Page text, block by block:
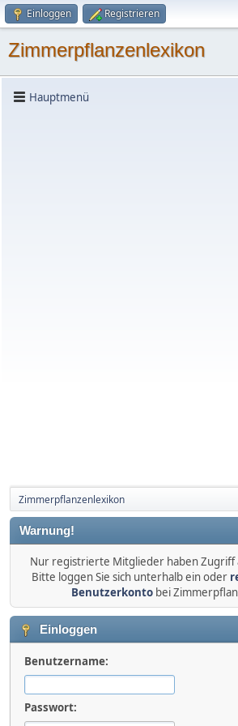
Einloggen Registrieren
Zimmerpflanzenlexikon
Hauptmenü
Zimmerpflanzenlexikon
Warnung!
Nur registrierte Mitglieder haben Zugriff
Bitte loggen Sie sich unterhalb ein oder
Benutzerkonto bei
Einloggen
Benutzername:
Passwort: